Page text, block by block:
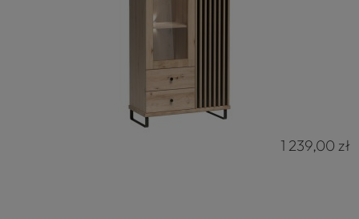
1 239,00 zł